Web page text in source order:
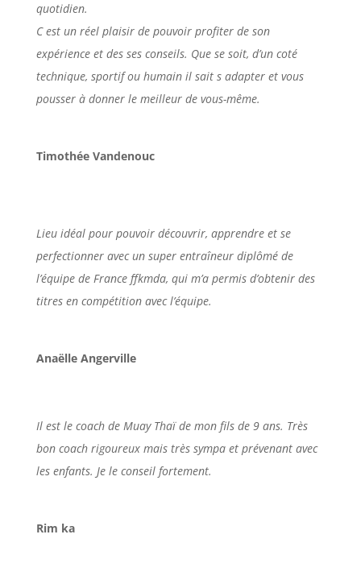
quotidien.
C est un réel plaisir de pouvoir profiter de son
expérience et des ses conseils. Que se soit, d’un coté
technique, sportif ou humain il sait s adapter et vous
pousser à donner le meilleur de vous-même.
Timothée Vandenouc
Lieu idéal pour pouvoir découvrir, apprendre et se
perfectionner avec un super entraîneur diplômé de
l’équipe de France ffkmda, qui m’a permis d’obtenir des
titres en compétition avec l’équipe.
Anaëlle Angerville
Il est le coach de Muay Thaï de mon fils de 9 ans. Très
bon coach rigoureux mais très sympa et prévenant avec
les enfants. Je le conseil fortement.
Rim ka